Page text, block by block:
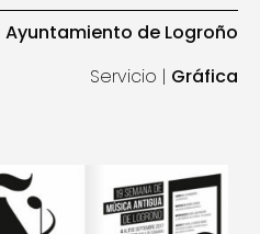
Ayuntamiento de Logroño
Servicio | Gráfica